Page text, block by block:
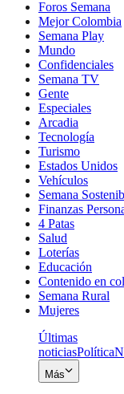
Foros Semana
Mejor Colombia
Semana Play
Mundo
Confidenciales
Semana TV
Gente
Especiales
Arcadia
Tecnología
Turismo
Estados Unidos
Vehículos
Semana
Finanzas
4 Patas
Salud
Loterías
Educación
Contenido en
Semana Rural
Mujeres
Últimas
noticiasPolítica
Más